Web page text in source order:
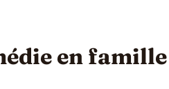
en famille